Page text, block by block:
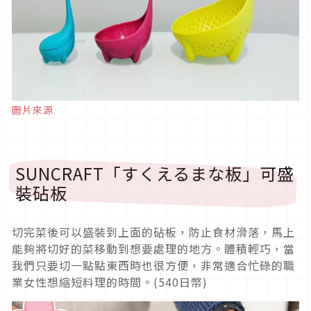
圖片來源
SUNCRAFT「すくえるまな板」可盛
裝砧板
切完菜後可以盛裝到上面的砧板，防止食材滑落，馬上
能夠將切好的菜移動到想要處理的地方。體積輕巧，當
我們只要切一點點東西時也很方便，非常適合忙碌的職
業女性想縮短料理的時間。(540日幣)